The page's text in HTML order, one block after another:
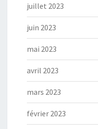
juillet 2023
juin 2023
mai 2023
avril 2023
mars 2023
février 2023